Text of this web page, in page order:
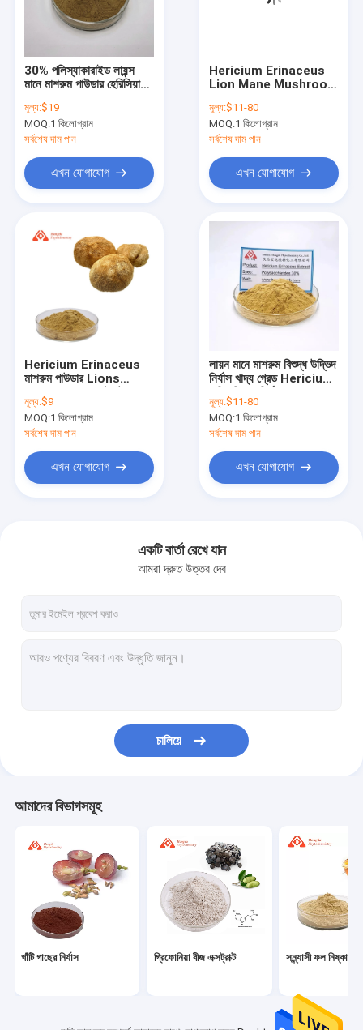
আমাদের সম্পর্কে
আমাদের সাথে যোগাযোগ করুন
খাঁটি গাছের নির্যাস
গ্রিফোনিয়া বীজ এক্সট্রাক্ট
সন্ন্যাসী ফল নিষ্কাশন
Quercetin এবং Rutin
আলফা লাইপোইক অ্যাসিড পাউডার
এল গ্লুটাথিয়ন পাউডার
হেরিকিয়াম এরিনাসিয়াস ক্যাপসুল
অ্যামিনো অ্যাসিড পাউডার
প্রাকৃতিক ভিটামিন পাউডার
প্রসাধনী কাঁচামাল
30% পলিস্যাকারাইড লায়ন্স
মানে মাশরুম পাউডার হেরিসিয়াম
মূল্য:$19
MOQ:1 কিলোগ্রাম
সর্বশেষ দাম পান
এখন যোগাযোগ
Hericium Erinaceus
Lion Mane Mushroom
Mushroom Powder
মূল্য:$11-80
MOQ:1 কিলোগ্রাম
সর্বশেষ দাম পান
এখন যোগাযোগ
Hericium Erinaceus
মাশরুম পাউডার Lions
পাউডার
মূল্য:$9
MOQ:1 কিলোগ্রাম
সর্বশেষ দাম পান
এখন যোগাযোগ
লায়ন মানে মাশরুম বিশুদ্ধ উদ্ভিদ
নির্যাস খাদ্য গ্রেড Hericium
মূল্য:$11-80
MOQ:1 কিলোগ্রাম
সর্বশেষ দাম পান
এখন যোগাযোগ
একটি বার্তা রেখে যান
আমরা দ্রুত উত্তর দেব
চালিয়ে
আমাদের বিভাগসমূহ
খাঁটি গাছের নির্যাস গ্রিফোনিয়া বীজ এক্সট্রাক্ট সন্ন্যাসী ফল নিষ্কাশন